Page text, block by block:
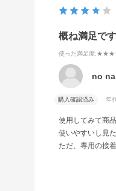
概ね満足で
使った満足度
no
購入確認済み 年
使用してみて商
使いやすいし見
ただ、専用の接